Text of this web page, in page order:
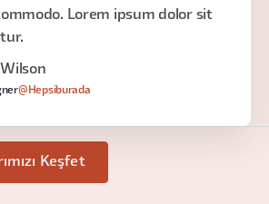
Lorem ipsum dolor sit
@Hepsiburada
Keşfet